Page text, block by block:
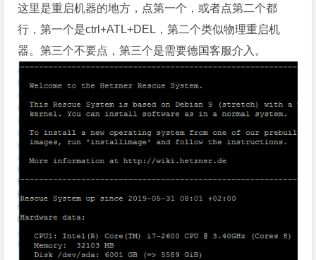
这里是重启机器的地方，点第一个，或者点第二个都
行，第一个是ctrl+ATL+DEL，第二个类似物理重启机
器。第三个不要点，第三个是需要德国客服介入。